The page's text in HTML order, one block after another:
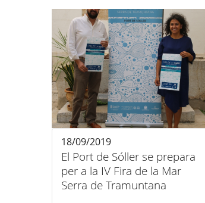
El Port de Sóller se prepara
per a la IV Fira de la Mar
Serra de Tramuntana
18/09/2019